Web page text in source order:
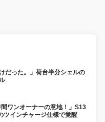
だった。」荷台半分シェルの
間ワンオーナーの意地！」S13
ツインチャージ仕様で覚醒